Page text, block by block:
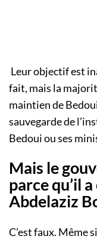
Leur objectif est
fait, mais la
maintien de
sauvegarde de
Bedoui ou ses
Mais le
parce qu’il
Abdelaziz
C’est faux. Même